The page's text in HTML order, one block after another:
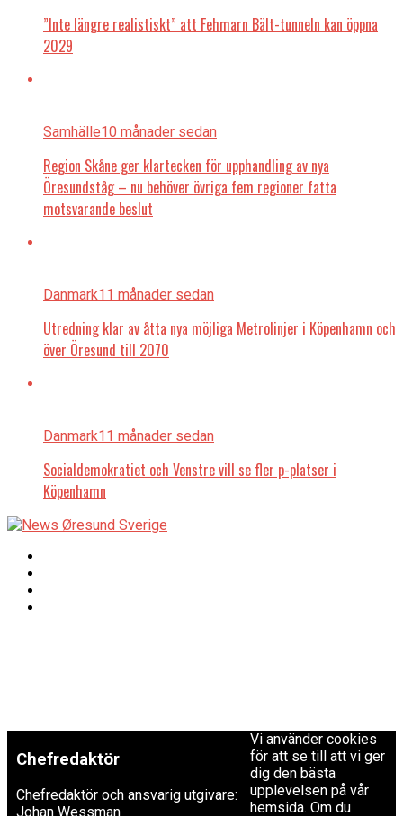
”Inte längre realistiskt” att Fehmarn Bält-tunneln kan öppna
2029
Samhälle10 månader sedan
Region Skåne ger klartecken för upphandling av nya
Öresundståg – nu behöver övriga fem regioner fatta
motsvarande beslut
Danmark11 månader sedan
Utredning klar av åtta nya möjliga Metrolinjer i Köpenhamn och
över Öresund till 2070
Danmark11 månader sedan
Socialdemokratiet och Venstre vill se fler p-platser i
Köpenhamn
Chefredaktör
Chefredaktör och ansvarig utgivare:
Johan Wessman
Vi använder cookies
för att se till att vi ger
dig den bästa
upplevelsen på vår
hemsida. Om du